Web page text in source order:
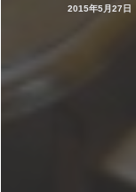
2015年5月27日